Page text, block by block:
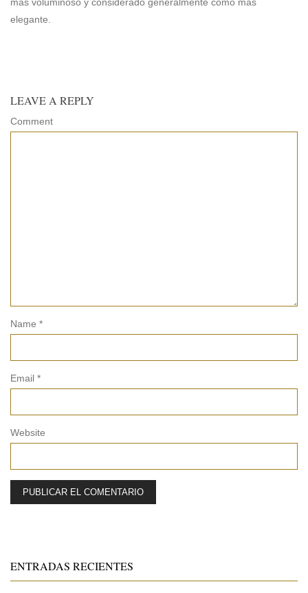
elegante.
LEAVE A REPLY
Comment
Name *
Email *
Website
ENTRADAS RECIENTES